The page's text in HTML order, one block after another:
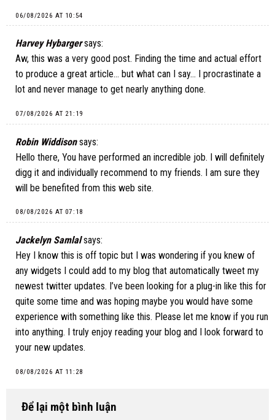
06/08/2026 AT 10:54
Harvey Hybarger says:
Aw, this was a very good post. Finding the time and actual effort
to produce a great article… but what can I say… I procrastinate a
lot and never manage to get nearly anything done.
07/08/2026 AT 21:19
Robin Widdison says:
Hello there, You have performed an incredible job. I will definitely
digg it and individually recommend to my friends. I am sure they
will be benefited from this web site.
08/08/2026 AT 07:18
Jackelyn Samlal says:
Hey I know this is off topic but I was wondering if you knew of
any widgets I could add to my blog that automatically tweet my
newest twitter updates. I’ve been looking for a plug-in like this for
quite some time and was hoping maybe you would have some
experience with something like this. Please let me know if you run
into anything. I truly enjoy reading your blog and I look forward to
your new updates.
08/08/2026 AT 11:28
Để lại một bình luận